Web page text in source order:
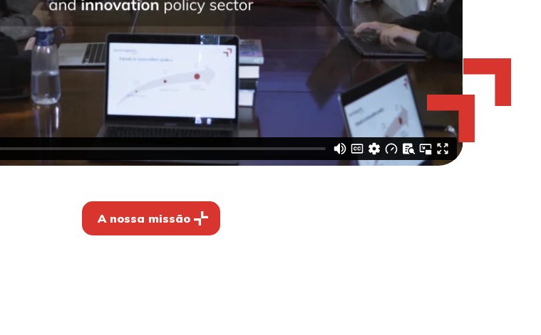
A nossa missão